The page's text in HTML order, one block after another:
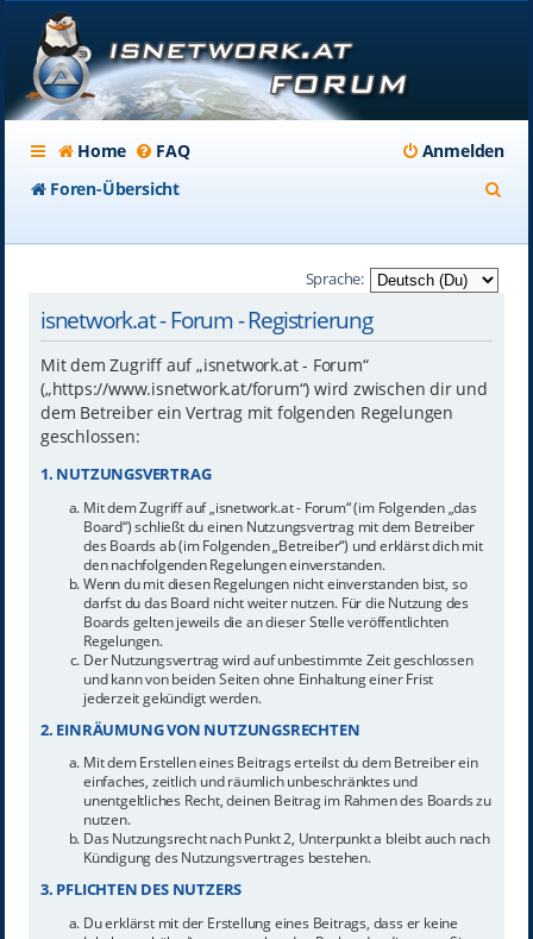
Home FAQ
Anmelden
Foren-Übersicht
Sprache:
isnetwork.at - Forum - Registrierung
Mit dem Zugriff auf „isnetwork.at - Forum“
(„https://www.isnetwork.at/forum“) wird zwischen dir und
dem Betreiber ein Vertrag mit folgenden Regelungen
geschlossen:
1. NUTZUNGSVERTRAG
Mit dem Zugriff auf „isnetwork.at - Forum“ (im Folgenden „das
Board“) schließt du einen Nutzungsvertrag mit dem Betreiber
des Boards ab (im Folgenden „Betreiber“) und erklärst dich mit
den nachfolgenden Regelungen einverstanden.
Wenn du mit diesen Regelungen nicht einverstanden bist, so
darfst du das Board nicht weiter nutzen. Für die Nutzung des
Boards gelten jeweils die an dieser Stelle veröffentlichten
Regelungen.
Der Nutzungsvertrag wird auf unbestimmte Zeit geschlossen
und kann von beiden Seiten ohne Einhaltung einer Frist
jederzeit gekündigt werden.
2. EINRÄUMUNG VON NUTZUNGSRECHTEN
Mit dem Erstellen eines Beitrags erteilst du dem Betreiber ein
einfaches, zeitlich und räumlich unbeschränktes und
unentgeltliches Recht, deinen Beitrag im Rahmen des Boards zu
nutzen.
Das Nutzungsrecht nach Punkt 2, Unterpunkt a bleibt auch nach
Kündigung des Nutzungsvertrages bestehen.
3. PFLICHTEN DES NUTZERS
Du erklärst mit der Erstellung eines Beitrags, dass er keine